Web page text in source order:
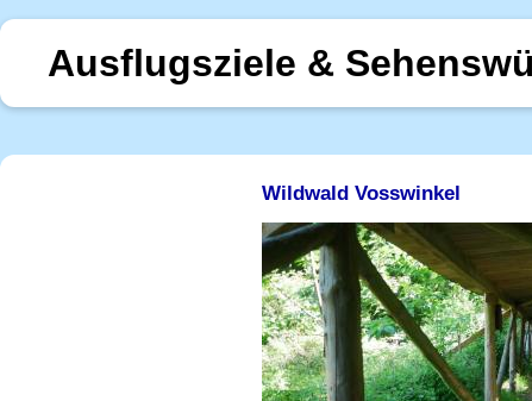
Ausflugsziele &
Wildwald Vosswinkel